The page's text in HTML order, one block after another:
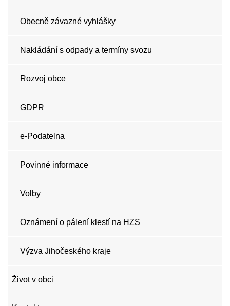
Obecně závazné vyhlášky
Nakládání s odpady a termíny svozu
Rozvoj obce
GDPR
e-Podatelna
Povinné informace
Volby
Oznámení o pálení klestí na HZS
Výzva Jihočeského kraje
Život v obci